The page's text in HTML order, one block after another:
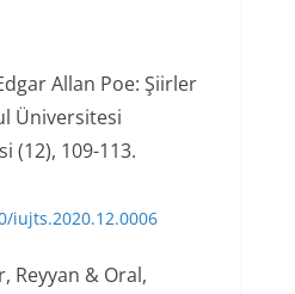
Allan Poe: Şiirler
Üniversitesi
(12), 109-113.
iujts.2020.12.0006
Reyyan & Oral,